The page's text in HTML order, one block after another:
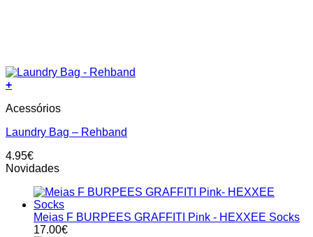
+
Acessórios
Laundry Bag – Rehband
4.95€
Novidades
Meias F BURPEES GRAFFITI Pink - HEXXEE Socks
17.00€